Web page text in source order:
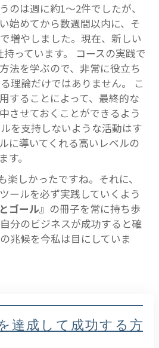
のは週に約1～2件でしたが、
始めてから数週間以内に、そ
増やしました。現在、新しい
っています。 コースの実践で
法を学ぶので、非常に役立ち
理論だけではありません。 こ
することによって、最終的な
させておくことができるよう
を支持しないような活動はす
に導いてくれる高いレベルの
。
楽しかったですね。それに、
ールを必ず実践していくよう
ゴール』 の冊子を常に持ち歩
分のビジネスが成功すると確
兆候を今私は目にしていま
達成して成功する方